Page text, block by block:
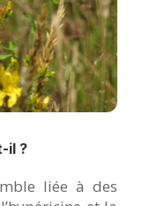
il ?
liée à des